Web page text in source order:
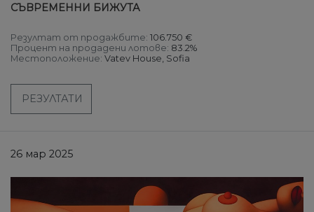
СЪВРЕМЕННИ БИЖУТА
Резултат от продажбите: 106.750 €
Процент на продадени лотове: 83.2%
Местоположение: Vatev House, Sofia
РЕЗУЛТАТИ
26 мар 2025